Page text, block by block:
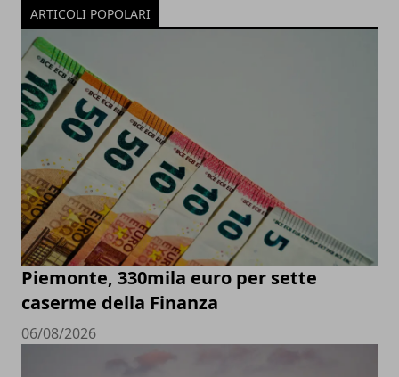
ARTICOLI POPOLARI
Piemonte, 330mila euro per sette
caserme della Finanza
06/08/2026